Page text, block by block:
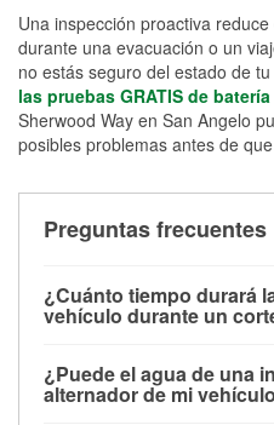
Una inspección proactiva
durante una evacuación o un
no estás seguro del estado de
las pruebas GRATIS de
Sherwood Way en San Angelo
posibles problemas antes de
Preguntas frecuentes
¿Cuánto tiempo durará
vehículo durante un
alimentar pequeños
limitado, pero el uso
¿Puede el agua de una
alternador de mi